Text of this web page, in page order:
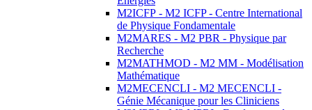
M2ICFP - M2 ICFP - Centre International
de Physique Fondamentale
M2MARES - M2 PBR - Physique par
Recherche
M2MATHMOD - M2 MM - Modélisation
Mathématique
M2MECENCLI - M2 MECENCLI -
Génie Mécanique pour les Cliniciens